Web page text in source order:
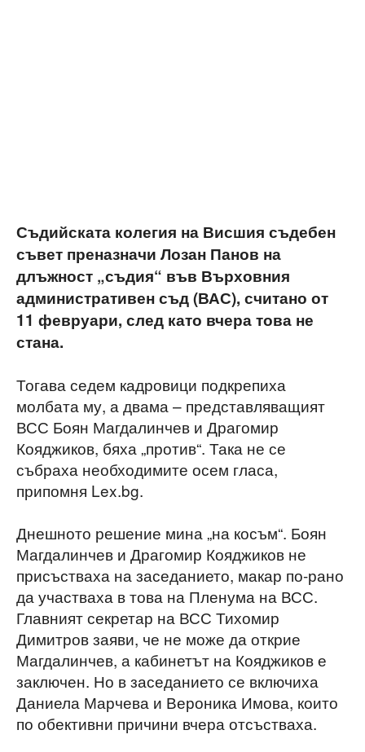
Съдийската колегия на Висшия съдебен
съвет преназначи Лозан Панов на
длъжност „съдия“ във Върховния
административен съд (ВАС), считано от
11 февруари, след като вчера това не
стана.
Тогава седем кадровици подкрепиха
молбата му, а двама – представляващият
ВСС Боян Магдалинчев и Драгомир
Кояджиков, бяха „против“. Така не се
събраха необходимите осем гласа,
припомня Lex.bg.
Днешното решение мина „на косъм“. Боян
Магдалинчев и Драгомир Кояджиков не
присъстваха на заседанието, макар по-рано
да участваха в това на Пленума на ВСС.
Главният секретар на ВСС Тихомир
Димитров заяви, че не може да открие
Магдалинчев, а кабинетът на Кояджиков е
заключен. Но в заседанието се включиха
Даниела Марчева и Вероника Имова, които
по обективни причини вчера отсъстваха.